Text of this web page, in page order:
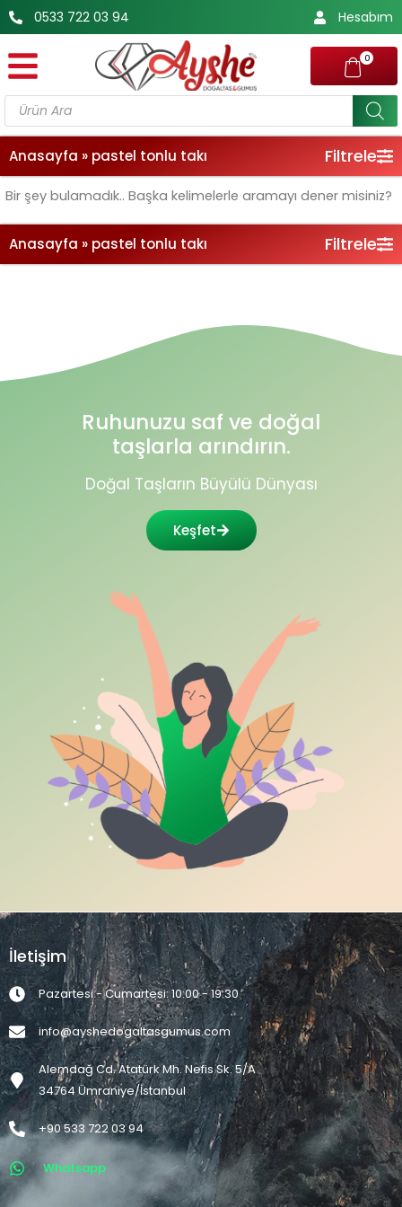
İçeriğe
atla
0533 722 03 94 Hesabım
0
Products
search
Anasayfa » pastel tonlu takı Filtrele
Bir şey bulamadık.. Başka kelimelerle aramayı dener misiniz?
Anasayfa » pastel tonlu takı Filtrele
Ruhunuzu saf ve doğal
taşlarla arındırın.
Doğal Taşların Büyülü Dünyası
Keşfet
İletişim
Pazartesi - Cumartesi: 10:00 - 19:30
info@ayshedogaltasgumus.com
Alemdağ Cd. Atatürk Mh. Nefis Sk. 5/A
34764 Ümraniye/İstanbul
+90 533 722 03 94
Whatsapp